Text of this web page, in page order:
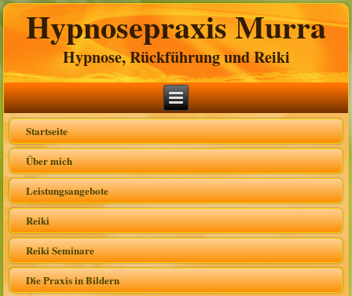
Hypnosepraxis Murra
Hypnose, Rückführung und Reiki
Startseite
Über mich
Leistungsangebote
Reiki
Reiki Seminare
Die Praxis in Bildern